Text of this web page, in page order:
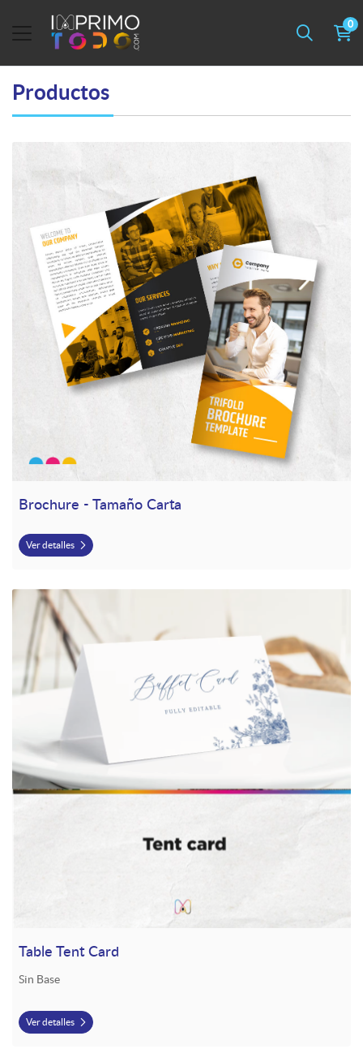
0
Productos
Brochure - Tamaño Carta
Ver detalles
Table Tent Card
Sin Base
Ver detalles
Ver detalles Table Tent Card